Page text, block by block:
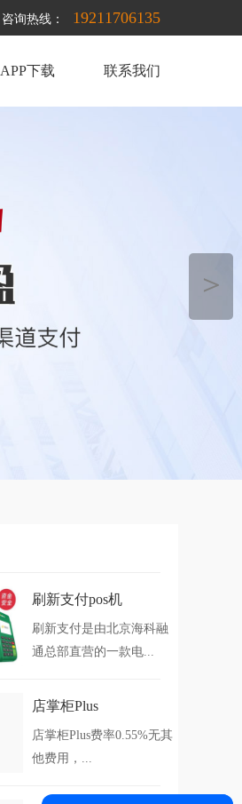
咨询热线： 19211706135
APP下载 联系我们
＞
刷新支付pos机
刷新支付是由北京海科融
通总部直营的一款电...
店掌柜Plus
店掌柜Plus费率0.55%无其
他费用，...